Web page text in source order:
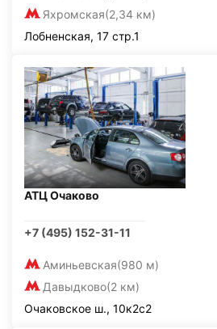
Яхромская(2,34 км)
Лобненская, 17 стр.1
АТЦ Очаково
+7 (495) 152-31-11
Аминьевская(980 м)
Давыдково(2 км)
Очаковское ш., 10к2с2